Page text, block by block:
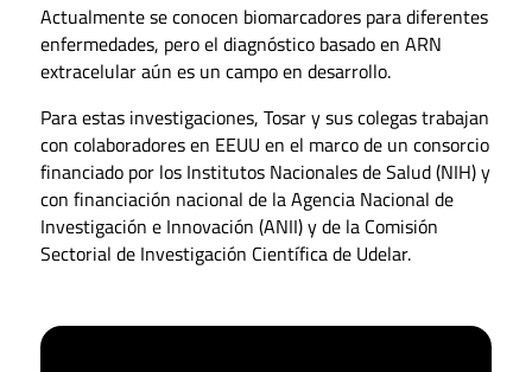
Actualmente se conocen biomarcadores para diferentes
enfermedades, pero el diagnóstico basado en ARN
extracelular aún es un campo en desarrollo.
Para estas investigaciones, Tosar y sus colegas trabajan
con colaboradores en EEUU en el marco de un consorcio
financiado por los Institutos Nacionales de Salud (NIH) y
con financiación nacional de la Agencia Nacional de
Investigación e Innovación (ANII) y de la Comisión
Sectorial de Investigación Científica de Udelar.